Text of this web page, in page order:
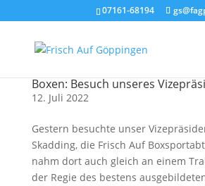
07161-68194
Boxen: Besuch unseres
12. Juli 2022
Gestern besuchte unser
Skadding, die Frisch Auf
nahm dort auch gleich an einem
der Regie des bestens